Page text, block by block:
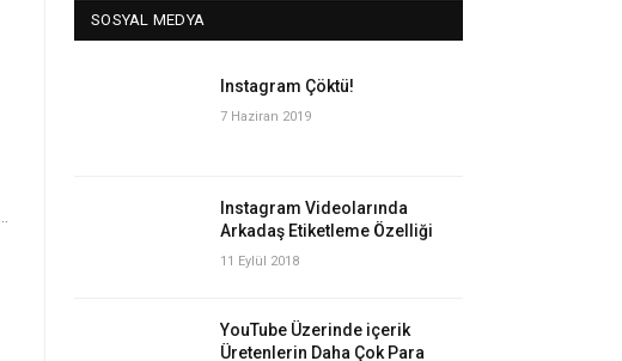
SOSYAL MEDYA
Instagram Çöktü!
7 Haziran 2019
Instagram Videolarında
Arkadaş Etiketleme Özelliği
11 Eylül 2018
YouTube Üzerinde içerik
Üretenlerin Daha Çok Para